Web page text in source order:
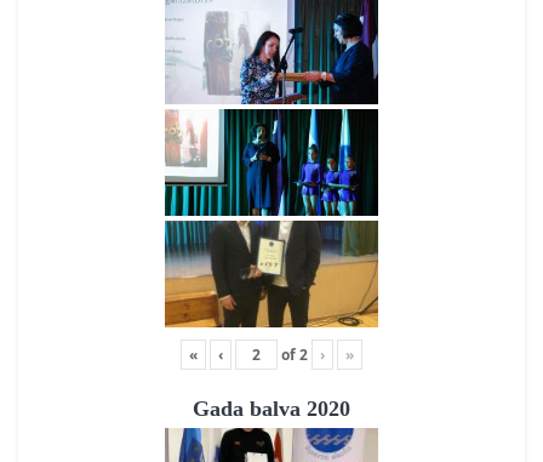
« ‹ of2 › »
Gada balva 2020